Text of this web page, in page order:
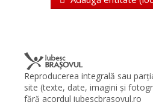
Reproducerea integrală sau
site (texte, date, imagini şi
fără acordul iubescbrasovul.ro